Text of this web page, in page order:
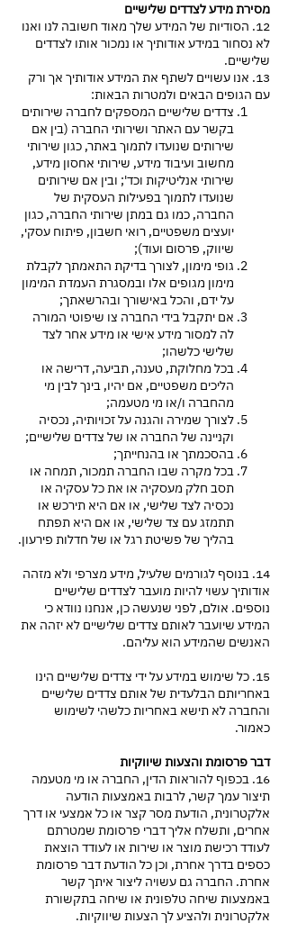
מסירת מידע לצדדים שלישיים
12. הסודיות של המידע שלך מאוד חשובה לנו ואנו
לא נסחור במידע אודותיך או נמכור אותו לצדדים
שלישיים.
13. אנו עשויים לשתף את המידע אודותיך אך ורק
עם הגופים הבאים ולמטרות הבאות:
צדדים שלישיים המספקים לחברה שירותים
בקשר עם האתר ושירותי החברה (בין אם
שירותים שנועדו לתמוך באתר, כגון שירותי
מחשוב ועיבוד מידע, שירותי אחסון מידע,
שירותי אנליטיקות וכד'; ובין אם שירותים
שנועדו לתמוך בפעילות העסקית של
החברה, כמו גם במתן שירותי החברה, כגון
יועצים משפטיים, רואי חשבון, פיתוח עסקי,
שיווק, פרסום ועוד);
גופי מימון, לצורך בדיקת התאמתך לקבלת
מימון מגופים אלו ובמסגרת העמדת המימון
על ידם, והכל באישורך ובהרשאתך;
אם יתקבל בידי החברה צו שיפוטי המורה
לה למסור מידע אישי או מידע אחר לצד
שלישי כלשהו;
בכל מחלוקת, טענה, תביעה, דרישה או
הליכים משפטיים, אם יהיו, בינך לבין מי
מהחברה ו/או מי מטעמה;
לצורך שמירה והגנה על זכויותיה, נכסיה
וקניינה של החברה או של צדדים שלישיים;
בהסכמתך או בהנחייתך;
בכל מקרה שבו החברה תמכור, תמחה או
תסב חלק מעסקיה או את כל עסקיה או
נכסיה לצד שלישי, או אם היא תירכש או
תתמזג עם צד שלישי, או אם היא תפתח
בהליך של פשיטת רגל או של חדלות פירעון.
14. בנוסף לגורמים שלעיל, מידע מצרפי ולא מזהה
אודותיך עשוי להיות מועבר לצדדים שלישיים
נוספים. אולם, לפני שנעשה כן, אנחנו נוודא כי
המידע שיועבר לאותם צדדים שלישיים לא יזהה את
האנשים שהמידע הוא עליהם.
15. כל שימוש במידע על ידי צדדים שלישיים הינו
באחריותם הבלעדית של אותם צדדים שלישיים
והחברה לא תישא באחריות כלשהי לשימוש
כאמור.
דבר פרסומת והצעות שיווקיות
16. בכפוף להוראות הדין, החברה או מי מטעמה
תיצור עמך קשר, לרבות באמצעות הודעה
אלקטרונית, הודעת מסר קצר או כל אמצעי או דרך
אחרים, ותשלח אליך דברי פרסומת שמטרתם
לעודד רכישת מוצר או שירות או לעודד הוצאת
כספים בדרך אחרת, וכן כל הודעת דבר פרסומת
אחרת. החברה גם עשויה ליצור איתך קשר
באמצעות שיחה טלפונית או שיחה בתקשורת
אלקטרונית ולהציע לך הצעות שיווקיות.